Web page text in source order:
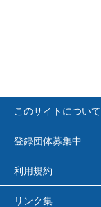
このサイトについて
登録団体募集中
利用規約
リンク集